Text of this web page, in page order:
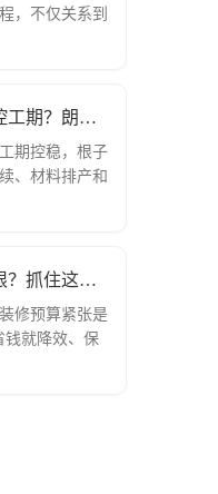
，不仅关系到
成都厂房装修该怎样把控工期？朗煜装饰
期控稳，根子
、材料排产和
中小茶厂房装修预算有限？抓住这五个装
修预算紧张是
钱就降效、保